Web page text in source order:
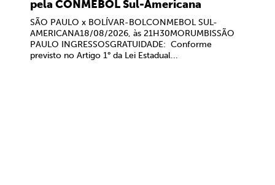
pela CONMEBOL Sul-Americana
SÃO PAULO x BOLÍVAR-BOLCONMEBOL SUL-
AMERICANA18/08/2026, às 21H30MORUMBISSÃO
PAULO INGRESSOSGRATUIDADE: Conforme
previsto no Artigo 1° da Lei Estadual...